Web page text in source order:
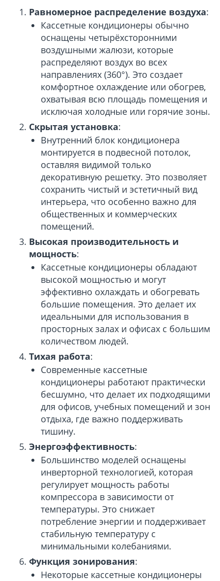
Равномерное распределение воздуха:
Кассетные кондиционеры обычно
оснащены четырёхсторонними
воздушными жалюзи, которые
распределяют воздух во всех
направлениях (360°). Это создает
комфортное охлаждение или обогрев,
охватывая всю площадь помещения и
исключая холодные или горячие зоны.
Скрытая установка:
Внутренний блок кондиционера
монтируется в подвесной потолок,
оставляя видимой только
декоративную решетку. Это позволяет
сохранить чистый и эстетичный вид
интерьера, что особенно важно для
общественных и коммерческих
помещений.
Высокая производительность и
мощность:
Кассетные кондиционеры обладают
высокой мощностью и могут
эффективно охлаждать и обогревать
большие помещения. Это делает их
идеальными для использования в
просторных залах и офисах с большим
количеством людей.
Тихая работа:
Современные кассетные
кондиционеры работают практически
бесшумно, что делает их подходящими
для офисов, учебных помещений и зон
отдыха, где важно поддерживать
тишину.
Энергоэффективность:
Большинство моделей оснащены
инверторной технологией, которая
регулирует мощность работы
компрессора в зависимости от
температуры. Это снижает
потребление энергии и поддерживает
стабильную температуру с
минимальными колебаниями.
Функция зонирования:
Некоторые кассетные кондиционеры